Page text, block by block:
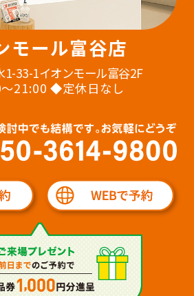
モール富谷店
1-33-1イオンモール富谷2F
21:00 ◆定休日なし